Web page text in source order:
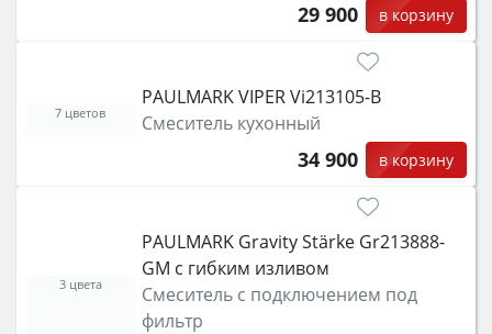
29 900 в корзину
PAULMARK VIPER Vi213105-B
Смеситель кухонный
34 900 в корзину
7 цветов
PAULMARK Gravity Stärke Gr213888-
GM с гибким изливом
Смеситель с подключением под
фильтр
3 цвета